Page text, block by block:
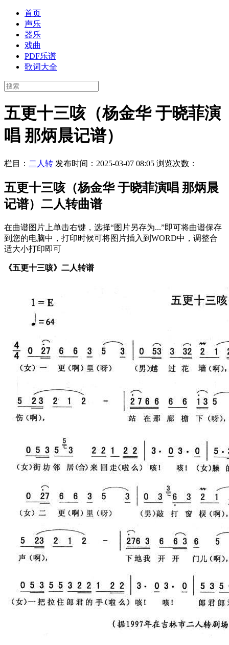
首页
声乐
器乐
戏曲
PDF乐谱
歌词大全
五更十三咳（杨金华 于晓菲演
唱 那炳晨记谱）
栏目： 二人转 发布时间：2025-03-07 08:05 浏览次数：
五更十三咳（杨金华 于晓菲演唱 那炳晨
记谱）二人转曲谱
在曲谱图片上单击右键，选择“图片另存为...”即可将曲谱保存
到您的电脑中，打印时候可将图片插入到WORD中，调整合
适大小打印即可
《五更十三咳》二人转谱